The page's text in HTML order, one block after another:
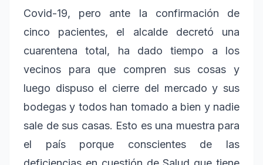
Covid-19, pero ante la confirmación de
cinco pacientes, el alcalde decretó una
cuarentena total, ha dado tiempo a los
vecinos para que compren sus cosas y
luego dispuso el cierre del mercado y sus
bodegas y todos han tomado a bien y nadie
sale de sus casas. Esto es una muestra para
el país porque conscientes de las